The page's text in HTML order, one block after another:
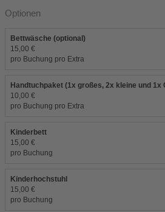
Optionen
Bettwäsche (optional)
15,00 €
pro Buchung pro Extra
Handtuchpaket (1x großes, 2x kleine und
10,00 €
pro Buchung pro Extra
Kinderbett
15,00 €
pro Buchung
Kinderhochstuhl
15,00 €
pro Buchung